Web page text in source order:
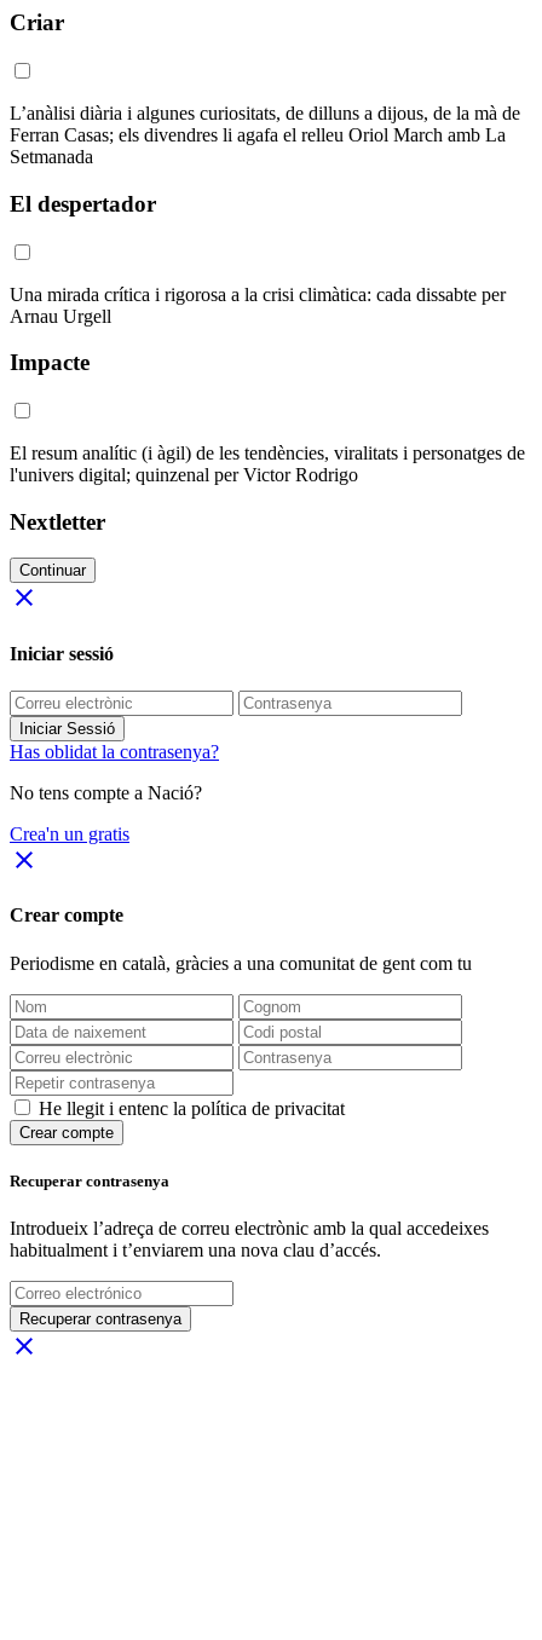
Criar
L’anàlisi diària i algunes curiositats, de dilluns a dijous, de la mà de
Ferran Casas; els divendres li agafa el relleu Oriol March amb La
Setmanada
El despertador
Una mirada crítica i rigorosa a la crisi climàtica: cada dissabte per
Arnau Urgell
Impacte
El resum analític (i àgil) de les tendències, viralitats i personatges de
l'univers digital; quinzenal per Victor Rodrigo
Nextletter
Continuar
close
Iniciar sessió
Iniciar Sessió
Has oblidat la contrasenya?
No tens compte a Nació?
Crea'n un gratis
close
Crear compte
Periodisme en català, gràcies a una comunitat de gent com tu
He llegit i entenc la política de privacitat
Crear compte
Recuperar contrasenya
Introdueix l’adreça de correu electrònic amb la qual accedeixes
habitualment i t’enviarem una nova clau d’accés.
Recuperar contrasenya
close